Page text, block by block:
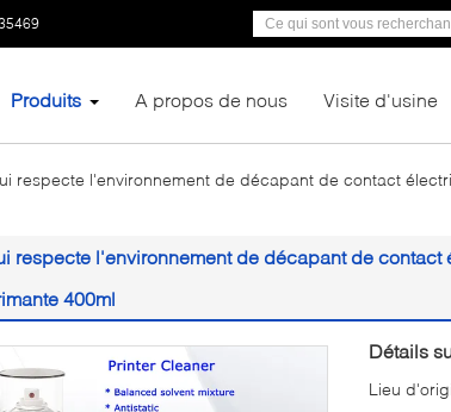
Produits A propos de nous Visite d'usine
respecte l'environnement de décapant de contact
respecte l'environnement de décapant de
400ml
Détails
Lieu